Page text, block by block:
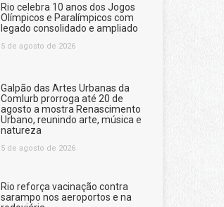
Rio celebra 10 anos dos Jogos
Olímpicos e Paralímpicos com
legado consolidado e ampliado
5 de agosto de 2026
Galpão das Artes Urbanas da
Comlurb prorroga até 20 de
agosto a mostra Renascimento
Urbano, reunindo arte, música e
natureza
5 de agosto de 2026
Rio reforça vacinação contra
sarampo nos aeroportos e na